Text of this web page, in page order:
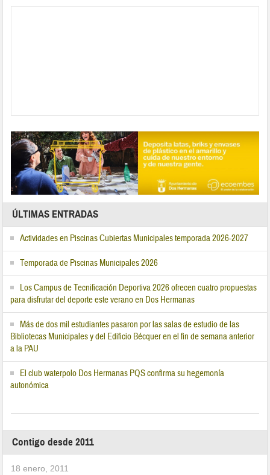
ÚLTIMAS ENTRADAS
Actividades en Piscinas Cubiertas Municipales temporada 2026-2027
Temporada de Piscinas Municipales 2026
Los Campus de Tecnificación Deportiva 2026 ofrecen cuatro propuestas
para disfrutar del deporte este verano en Dos Hermanas
Más de dos mil estudiantes pasaron por las salas de estudio de las
Bibliotecas Municipales y del Edificio Bécquer en el fin de semana anterior
a la PAU
El club waterpolo Dos Hermanas PQS confirma su hegemonía
autonómica
Contigo desde 2011
18 enero, 2011